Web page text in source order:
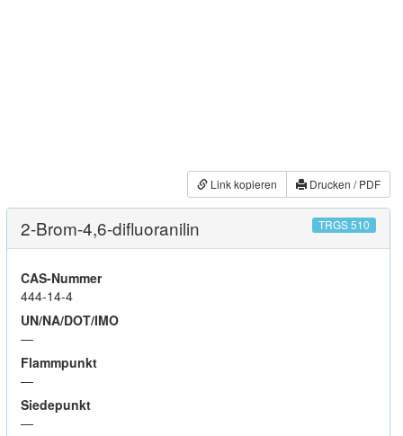
Link kopieren Drucken / PDF
2-Brom-4,6-difluoranilin TRGS 510
CAS-Nummer
444-14-4
UN/NA/DOT/IMO
—
Flammpunkt
—
Siedepunkt
—